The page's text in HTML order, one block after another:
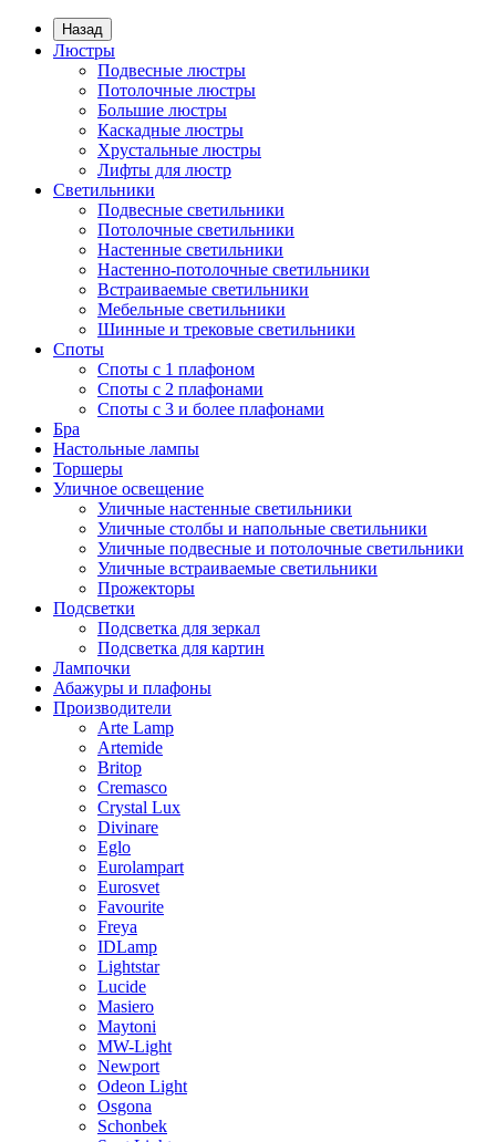
Назад
Люстры
Подвесные люстры
Потолочные люстры
Большие люстры
Каскадные люстры
Хрустальные люстры
Лифты для люстр
Светильники
Подвесные светильники
Потолочные светильники
Настенные светильники
Настенно-потолочные светильники
Встраиваемые светильники
Мебельные светильники
Шинные и трековые светильники
Споты
Споты с 1 плафоном
Споты с 2 плафонами
Споты с 3 и более плафонами
Бра
Настольные лампы
Торшеры
Уличное освещение
Уличные настенные светильники
Уличные столбы и напольные светильники
Уличные подвесные и потолочные светильники
Уличные встраиваемые светильники
Прожекторы
Подсветки
Подсветка для зеркал
Подсветка для картин
Лампочки
Абажуры и плафоны
Производители
Arte Lamp
Artemide
Britop
Cremasco
Crystal Lux
Divinare
Eglo
Eurolampart
Eurosvet
Favourite
Freya
IDLamp
Lightstar
Lucide
Masiero
Maytoni
MW-Light
Newport
Odeon Light
Osgona
Schonbek